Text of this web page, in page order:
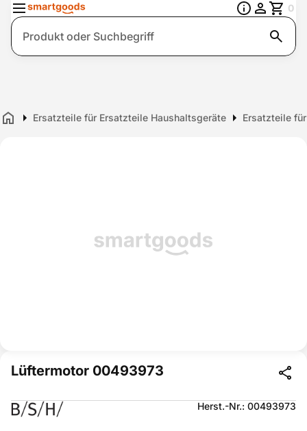
Suche
0
Home Ersatzteile für Ersatzteile Haushaltsgeräte Ersatzteile
Lüftermotor 00493973
Herst.-Nr.: 00493973